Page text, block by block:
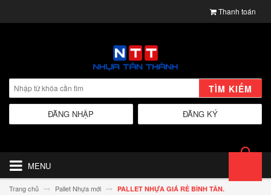
Thanh toán
TÌM KIẾM
ĐĂNG KÝ
ĐĂNG NHẬP
MENU
Trang chủ Pallet Nhựa mới PALLET NHỰA GIÁ RẺ BÌNH TÂN.